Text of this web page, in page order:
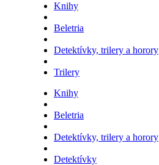
Knihy
Beletria
Detektívky, trilery a horory
Trilery
Knihy
Beletria
Detektívky, trilery a horory
Detektívky